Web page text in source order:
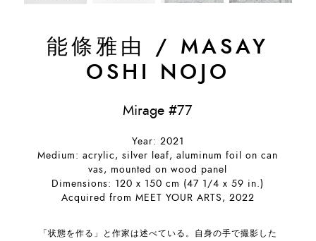
能條雅由 / MASAY
OSHI NOJO
Mirage #77
Year: 2021
Medium: acrylic, silver leaf, aluminum foil on can
vas, mounted on wood panel
Dimensions: 120 x 150 cm (47 1/4 x 59 in.)
Acquired from MEET YOUR ARTS, 2022
「状態を作る」と作家は述べている。自身の手で撮影した